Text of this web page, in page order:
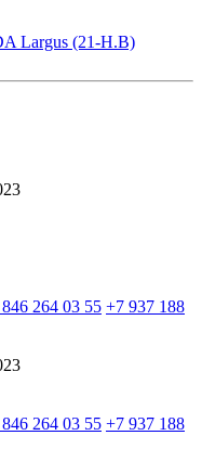
Largus (21-Н.В)
264 03 55 +7 937 188
264 03 55 +7 937 188